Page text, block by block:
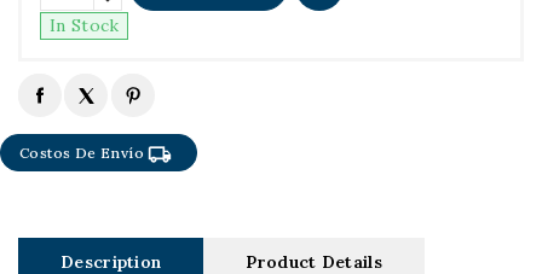
In Stock
Costos De Envíolocal_shipping
Description Product Details